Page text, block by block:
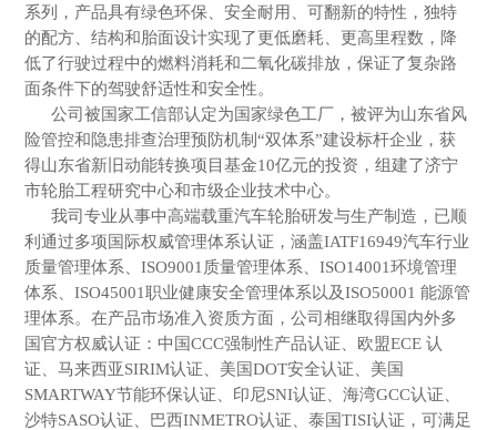
系列，产品具有绿色环保、安全耐用、可翻新的特性，独特
的配方、结构和胎面设计实现了更低磨耗、更高里程数，降
低了行驶过程中的燃料消耗和二氧化碳排放，保证了复杂路
面条件下的驾驶舒适性和安全性。
公司被国家工信部认定为国家绿色工厂，被评为山东省风
险管控和隐患排查治理预防机制“双体系”建设标杆企业，获
得山东省新旧动能转换项目基金10亿元的投资，组建了济宁
市轮胎工程研究中心和市级企业技术中心。
我司专业从事中高端载重汽车轮胎研发与生产制造，已顺
利通过多项国际权威管理体系认证，涵盖IATF16949汽车行业
质量管理体系、ISO9001质量管理体系、ISO14001环境管理
体系、ISO45001职业健康安全管理体系以及ISO50001 能源管
理体系。在产品市场准入资质方面，公司相继取得国内外多
国官方权威认证：中国CCC强制性产品认证、欧盟ECE 认
证、马来西亚SIRIM认证、美国DOT安全认证、美国
SMARTWAY节能环保认证、印尼SNI认证、海湾GCC认证、
沙特SASO认证、巴西INMETRO认证、泰国TISI认证，可满足